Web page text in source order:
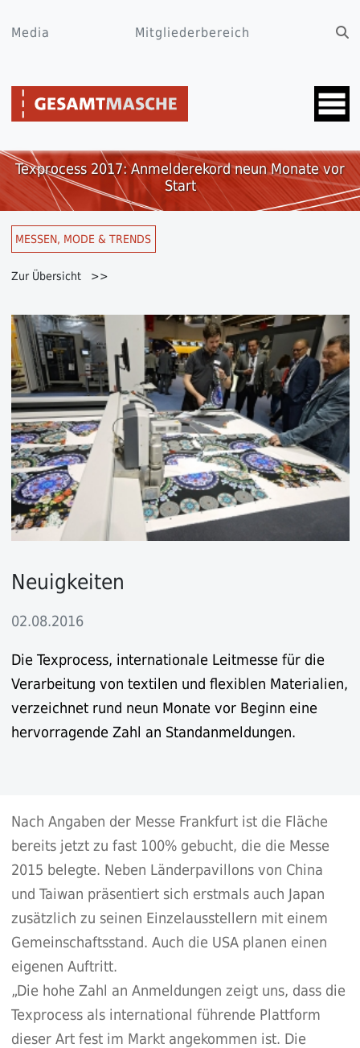
Media Mitgliederbereich
Texprocess 2017: Anmelderekord neun Monate vor
Start
MESSEN, MODE & TRENDS
Zur Übersicht >>
Neuigkeiten
02.08.2016
Die Texprocess, internationale Leitmesse für die
Verarbeitung von textilen und flexiblen Materialien,
verzeichnet rund neun Monate vor Beginn eine
hervorragende Zahl an Standanmeldungen.
Nach Angaben der Messe Frankfurt ist die Fläche
bereits jetzt zu fast 100% gebucht, die die Messe
2015 belegte. Neben Länderpavillons von China
und Taiwan präsentiert sich erstmals auch Japan
zusätzlich zu seinen Einzelausstellern mit einem
Gemeinschaftsstand. Auch die USA planen einen
eigenen Auftritt.
„Die hohe Zahl an Anmeldungen zeigt uns, dass die
Texprocess als international führende Plattform
dieser Art fest im Markt angekommen ist. Die